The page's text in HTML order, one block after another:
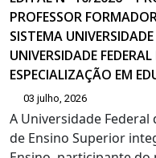
PROFESSOR
SISTEMA
UNIVERSIDADE
ESPECIALIZAÇÃO EM
03 julho, 2026
A Universidade Federal
de Ensino Superior